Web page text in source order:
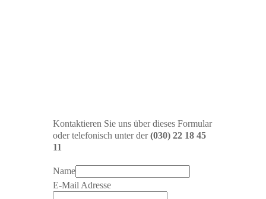
Kontaktieren Sie uns über dieses Formular
oder telefonisch unter der(030) 22 18 45
11
Name
E-Mail Adresse